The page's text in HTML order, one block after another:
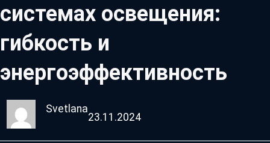
системах освещения:
гибкость и
энергоэффективность
Svetlana
23.11.2024